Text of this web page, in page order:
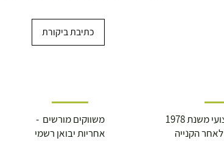
כתיבת ביקורת
משווקים מורשים -
אחריות יבואן רשמי
משנת 1978
הקנייה